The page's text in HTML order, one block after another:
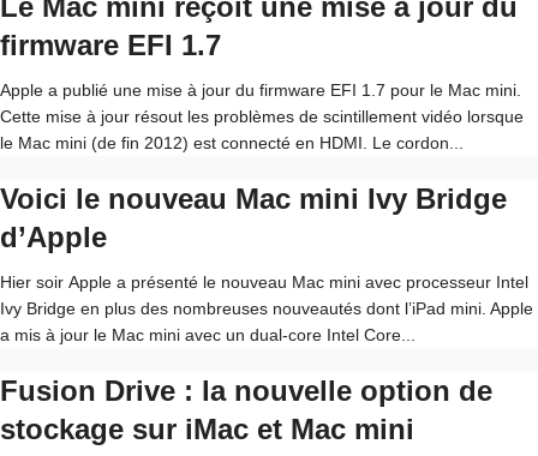
Le Mac mini reçoit une mise à jour du
firmware EFI 1.7
Apple a publié une mise à jour du firmware EFI 1.7 pour le Mac mini.
Cette mise à jour résout les problèmes de scintillement vidéo lorsque
le Mac mini (de fin 2012) est connecté en HDMI. Le cordon...
Voici le nouveau Mac mini Ivy Bridge
d’Apple
Hier soir Apple a présenté le nouveau Mac mini avec processeur Intel
Ivy Bridge en plus des nombreuses nouveautés dont l’iPad mini. Apple
a mis à jour le Mac mini avec un dual-core Intel Core...
Fusion Drive : la nouvelle option de
stockage sur iMac et Mac mini